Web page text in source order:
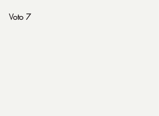
Voto 7